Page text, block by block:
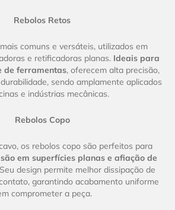
Rebolos Retos
comuns e versáteis, utilizados em
e retificadoras planas. Ideais para
de ferramentas, oferecem alta precisão,
sendo amplamente aplicados
e indústrias mecânicas.
Rebolos Copo
os rebolos copo são perfeitos para
em superfícies planas e afiação de
design permite melhor dissipação de
garantindo acabamento uniforme
comprometer a peça.